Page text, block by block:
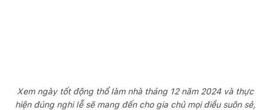
Xem ngày tốt động thổ làm nhà tháng 12 năm 2024 và thực
hiện đúng nghi lễ sẽ mang đến cho gia chủ mọi điều suôn sẻ,